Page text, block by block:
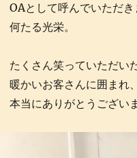
OAとして呼んでいただき
何たる光栄。
たくさん笑っていただい
暖かいお客さんに囲まれ
本当にありがとうござい